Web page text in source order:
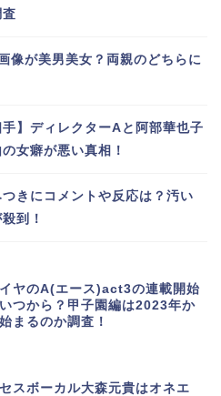
像が美男美女？両親のどちらに
手】ディレクターAと阿部華也子
女癖が悪い真相！
きにコメントや反応は？汚い
到！
ヤのA(エース)act3の連載開始
つから？甲子園編は2023年か
まるのか調査！
スボーカル大森元貴はオネエ